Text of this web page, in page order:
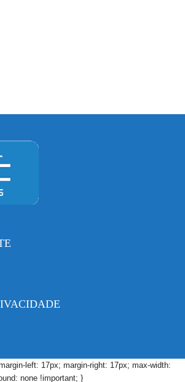
left: 17px; margin-right: 17px; max-width:
none !important; }